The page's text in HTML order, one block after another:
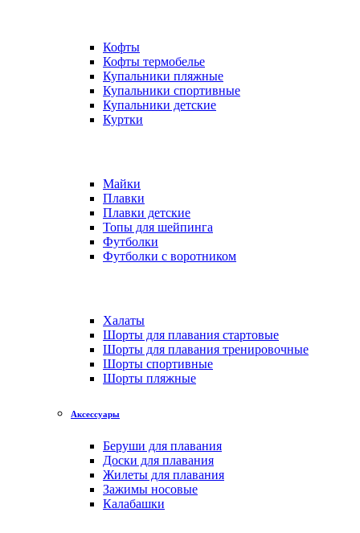
Кофты
Кофты термобелье
Купальники пляжные
Купальники спортивные
Купальники детские
Куртки
Майки
Плавки
Плавки детские
Топы для шейпинга
Футболки
Футболки с воротником
Халаты
Шорты для плавания стартовые
Шорты для плавания тренировочные
Шорты спортивные
Шорты пляжные
Аксессуары
Беруши для плавания
Доски для плавания
Жилеты для плавания
Зажимы носовые
Калабашки